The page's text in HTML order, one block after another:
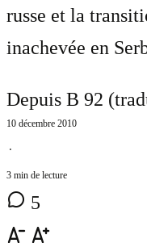
russe et la
inachevée en
Depuis B 92
10 décembre 2010
⋅
3 min de lecture
5